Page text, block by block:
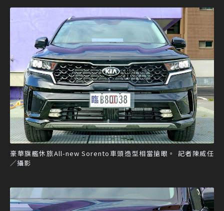
豪華旗艦休旅All-new Sorento車頭造型相當搶眼。 記者陳威任
／攝影